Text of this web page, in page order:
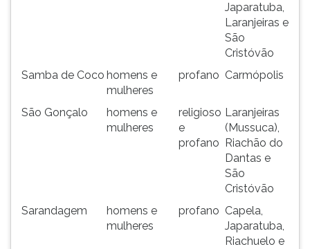
Japaratuba,
Laranjeiras e
São
Cristóvão
Samba de Coco homens e
mulheres
profano Carmópolis
São Gonçalo
homens e
mulheres
religioso
e
profano
Laranjeiras
(Mussuca),
Riachão do
Dantas e
São
Cristóvão
Sarandagem
homens e
mulheres
profano Capela,
Japaratuba,
Riachuelo e